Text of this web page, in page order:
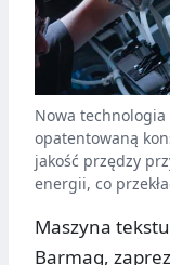
Nowa technologia
opatentowaną
jakość przędzy
energii, co
Maszyna
Barmag,